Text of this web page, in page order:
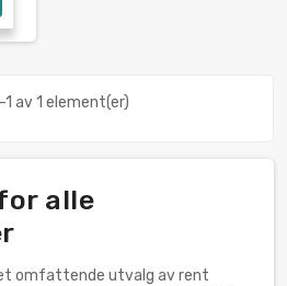
1 av 1 element(er)
alle
et omfattende utvalg av rent